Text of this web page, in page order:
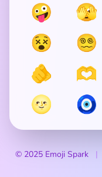
🤪 🫣
😵
😵‍💫
🫵
🫶
🌝
🧿
© 2025 Emoji Spark